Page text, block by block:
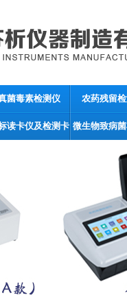
菌毒素检测仪 农药残留
读卡仪及检测卡 微生物致病